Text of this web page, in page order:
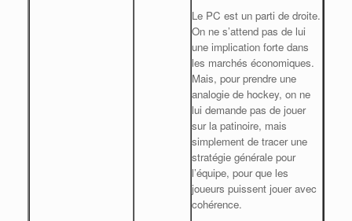
Le PC est un parti de droite.
On ne s’attend pas de lui
une implication forte dans
les marchés économiques.
Mais, pour prendre une
analogie de hockey, on ne
lui demande pas de jouer
sur la patinoire, mais
simplement de tracer une
stratégie générale pour
l’équipe, pour que les
joueurs puissent jouer avec
cohérence.